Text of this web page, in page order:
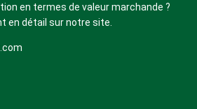
en termes de valeur marchande ?
en détail sur notre site.